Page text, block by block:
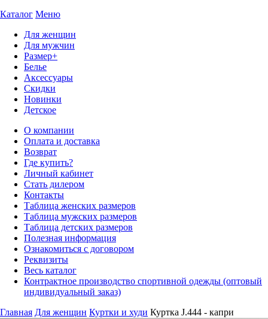
Каталог Меню
Для женщин
Для мужчин
Размер+
Белье
Аксессуары
Скидки
Новинки
Детское
О компании
Оплата и доставка
Возврат
Где купить?
Личный кабинет
Стать дилером
Контакты
Таблица женских размеров
Таблица мужских размеров
Таблица детских размеров
Полезная информация
Ознакомиться с договором
Реквизиты
Весь каталог
Контрактное производство спортивной одежды (оптовый
индивидуальный заказ)
Главная Для женщин Куртки и худи Куртка J.444 - капри